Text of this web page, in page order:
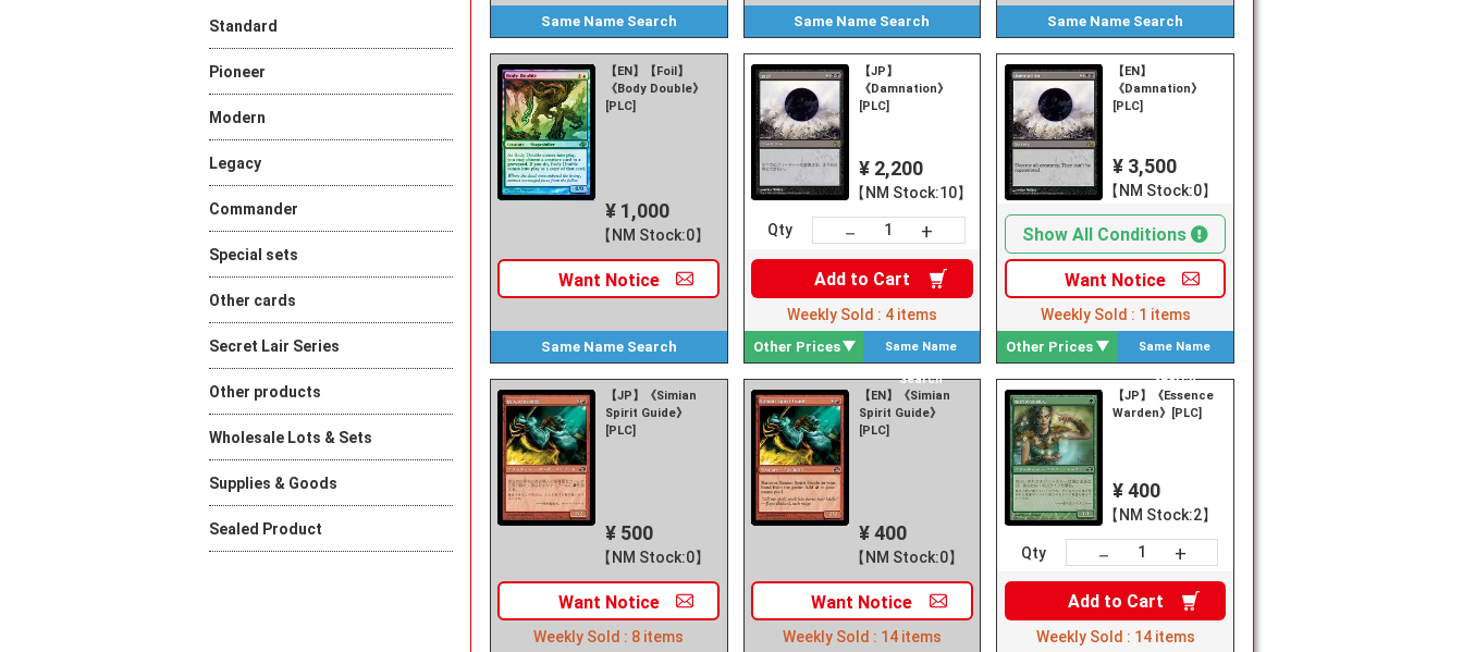
Same Name Search Same Name Search Same Name Search
【EN】【Foil】
《Body Double》
[PLC]
¥ 1,000
【NM Stock:0】
Want Notice
Same Name Search
【JP】
《Damnation》
[PLC]
¥ 2,200
【NM Stock:10】
Qty － +
Add to Cart
Weekly Sold : 4 items
Same Name
Search
Other Prices
【EN】
《Damnation》
[PLC]
¥ 3,500
【NM Stock:0】
Show All Conditions
Want Notice
Weekly Sold : 1 items
Same Name
Search
Other Prices
【JP】《Simian
Spirit Guide》
[PLC]
¥ 500
【NM Stock:0】
Want Notice
Weekly Sold : 8 items
【EN】《Simian
Spirit Guide》
[PLC]
¥ 400
【NM Stock:0】
Want Notice
Weekly Sold : 14 items
【JP】《Essence
Warden》[PLC]
¥ 400
【NM Stock:2】
Qty － +
Add to Cart
Weekly Sold : 14 items